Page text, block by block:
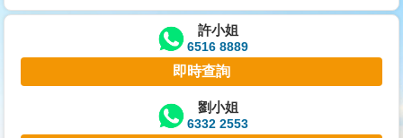
交
業
主
許小姐
6516 8889
即時查詢
劉小姐
6332 2553